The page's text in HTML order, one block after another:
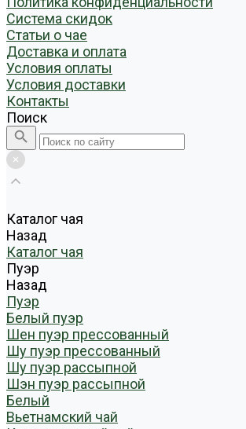
Система скидок
Статьи о чае
Доставка и оплата
Условия оплаты
Условия доставки
Контакты
Поиск
Каталог чая
Назад
Каталог чая
Пуэр
Назад
Пуэр
Белый пуэр
Шен пуэр прессованный
Шу пуэр прессованный
Шу пуэр рассыпной
Шэн пуэр рассыпной
Белый
Вьетнамский чай